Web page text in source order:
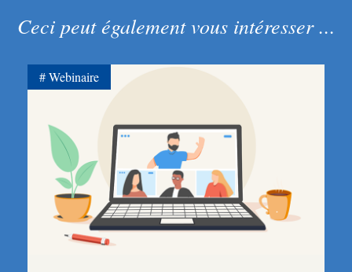
Ceci peut également vous intéresser ...
Webinaire